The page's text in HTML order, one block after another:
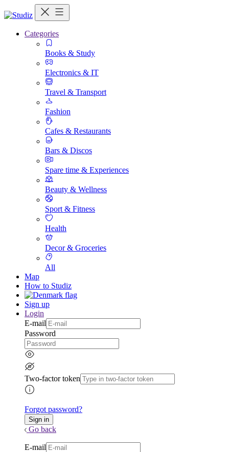
Categories
Books & Study
Electronics & IT
Travel & Transport
Fashion
Cafes & Restaurants
Bars & Discos
Spare time & Experiences
Beauty & Wellness
Sport & Fitness
Health
Decor & Groceries
All
Map
How to Studiz
Sign up
Login
E-mail
Password
Two-factor token
Forgot password?
Go back
E-mail